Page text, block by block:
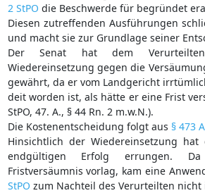
2 StPO die Beschwerde für begründet
Diesen zutreffenden Ausführungen
und macht sie zur Grundlage seiner
Der Senat hat dem
Wiedereinsetzung gegen die
gewährt, da er vom Landgericht
deit worden ist, als hätte er eine Frist
StPO, 47. A., § 44 Rn. 2 m.w.N.).
Die Kostenentscheidung folgt aus § 473
Hinsichtlich der Wiedereinsetzung
endgültigen Erfolg errungen.
Fristversäumnis vorlag, kam eine
StPO zum Nachteil des Verurteilten nicht